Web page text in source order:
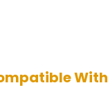
With